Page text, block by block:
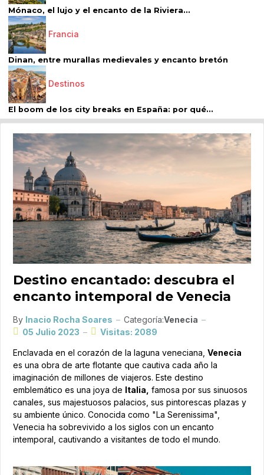
Mónaco, el lujo y el encanto de la Riviera...
Francia
Dinan, entre murallas medievales y encanto bretón
Destinos
El boom de los city breaks en España: por qué...
Destino encantado: descubra el
encanto intemporal de Venecia
By Inacio Rocha Soares Categoría:Venecia
05 Julio 2023
Visitas: 2089
Enclavada en el corazón de la laguna veneciana, Venecia
es una obra de arte flotante que cautiva cada año la
imaginación de millones de viajeros. Este destino
emblemático es una joya de Italia, famosa por sus sinuosos
canales, sus majestuosos palacios, sus pintorescas plazas y
su ambiente único. Conocida como "La Serenissima",
Venecia ha sobrevivido a los siglos con un encanto
intemporal, cautivando a visitantes de todo el mundo.